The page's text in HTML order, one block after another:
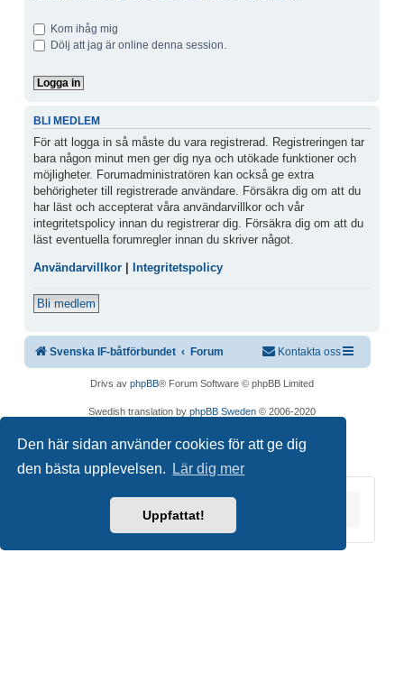
Den här sidan använder cookies för att ge dig
den bästa upplevelsen.
Lär dig mer
Uppfattat!
Kom ihåg mig
Dölj att jag är online denna session.
BLI MEDLEM
För att logga in så måste du vara registrerad. Registreringen tar
bara någon minut men ger dig nya och utökade funktioner och
möjligheter. Forumadministratören kan också ge extra
behörigheter till registrerade användare. Försäkra dig om att du
har läst och accepterat våra användarvillkor och vår
integritetspolicy innan du registrerar dig. Försäkra dig om att du
läst eventuella forumregler innan du skriver något.
Användarvillkor Integritetspolicy
Bli medlem
Svenska IF-båtförbundet Forum Kontakta oss
Drivs av phpBB® Forum Software © phpBB Limited
Swedish translation by phpBB Sweden © 2006-2020
Integritetspolicy | Användarvillkor
Hem Forum